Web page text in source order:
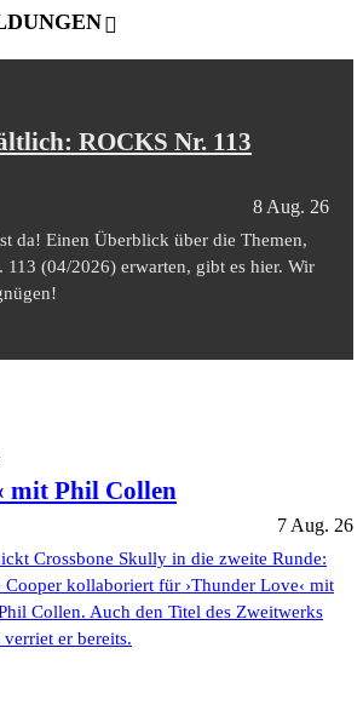
ROCKS Nr. 113
8 Aug. 26
da! Einen Überblick über die Themen,
113 (04/2026) erwarten, gibt es hier. Wir
mit Phil Collen
7 Aug. 26
Crossbone Skully in die zweite Runde:
kollaboriert für ›Thunder Love‹ mit
Collen. Auch den Titel des Zweitwerks
er bereits.